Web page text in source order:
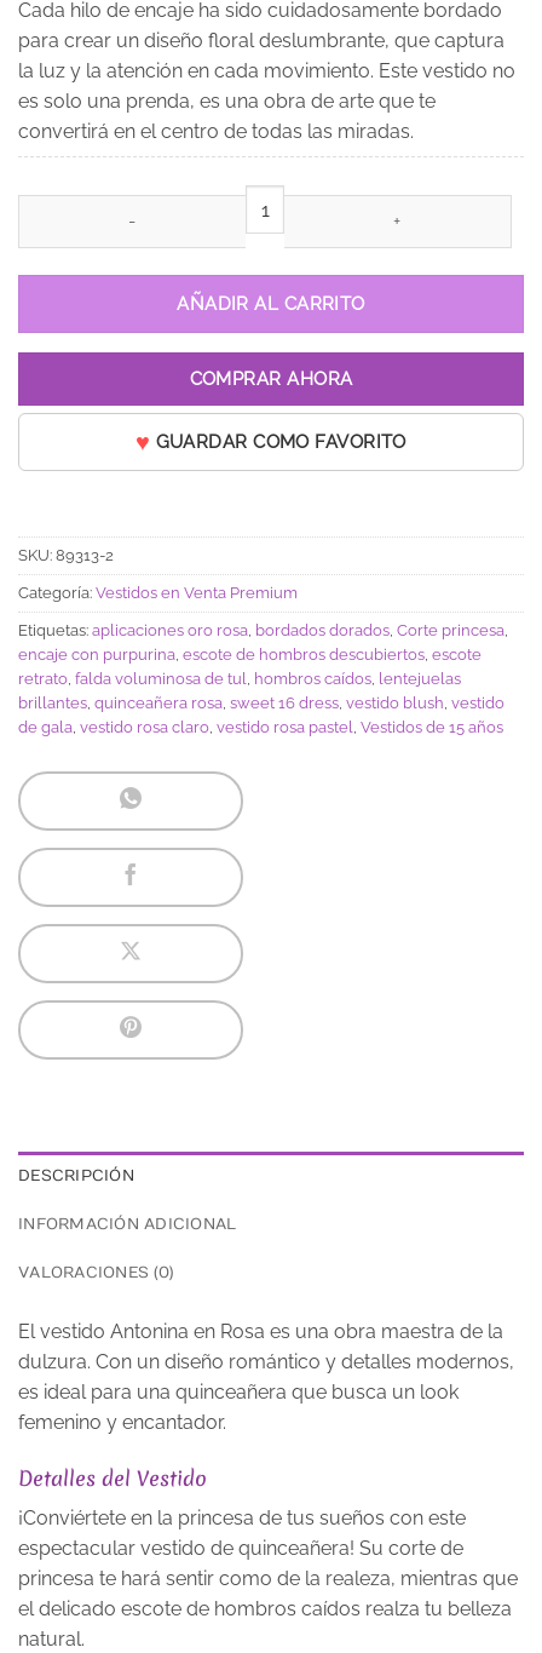
Cada hilo de encaje ha sido cuidadosamente bordado
para crear un diseño floral deslumbrante, que captura
la luz y la atención en cada movimiento. Este vestido no
es solo una prenda, es una obra de arte que te
convertirá en el centro de todas las miradas.
Vestido de 15 años Antonina Rosa cantidad
AÑADIR AL CARRITO
COMPRAR AHORA
GUARDAR COMO FAVORITO
SKU: 89313-2
Categoría: Vestidos en Venta Premium
Etiquetas: aplicaciones oro rosa, bordados dorados, Corte princesa,
encaje con purpurina, escote de hombros descubiertos, escote
retrato, falda voluminosa de tul, hombros caídos, lentejuelas
brillantes, quinceañera rosa, sweet 16 dress, vestido blush, vestido
de gala, vestido rosa claro, vestido rosa pastel, Vestidos de 15 años
DESCRIPCIÓN
INFORMACIÓN ADICIONAL
VALORACIONES (0)
El vestido Antonina en Rosa es una obra maestra de la
dulzura. Con un diseño romántico y detalles modernos,
es ideal para una quinceañera que busca un look
femenino y encantador.
Detalles del Vestido
¡Conviértete en la princesa de tus sueños con este
espectacular vestido de quinceañera! Su corte de
princesa te hará sentir como de la realeza, mientras que
el delicado escote de hombros caídos realza tu belleza
natural.